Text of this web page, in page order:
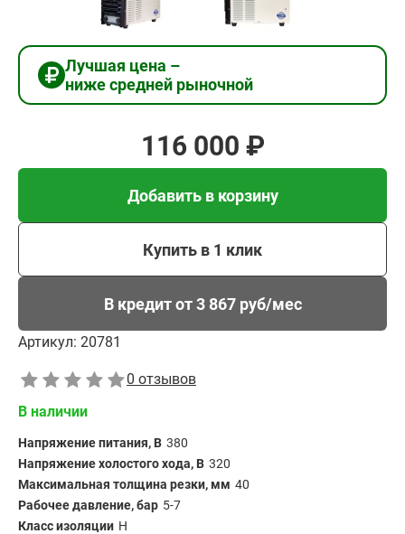
Лучшая цена –
ниже средней рыночной
116 000 ₽
Добавить в корзину
Купить в 1 клик
В кредит от 3 867 руб/мес
Артикул: 20781
0 отзывов
В наличии
Напряжение питания, В 380
Напряжение холостого хода, В 320
Максимальная толщина резки, мм 40
Рабочее давление, бар 5-7
Класс изоляции Н
Добавить в корзину
Купить в 1 клик
В кредит от 3 867 руб/